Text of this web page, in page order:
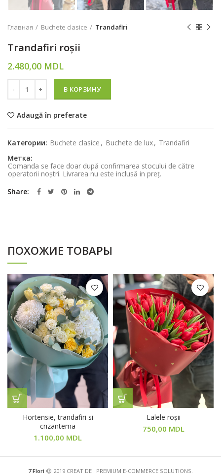
Главная Buchete clasice Trandafiri
Trandafiri roșii
2.480,00 MDL
В КОРЗИНУ
Adaugă în preferate
Категории: Buchete clasice , Buchete de lux, Trandafiri
Метка:
Comanda se face doar după confirmarea stocului de către
operatorii noștri. Livrarea nu este inclusă in preț.
Share
ПОХОЖИЕ ТОВАРЫ
Hortensie, trandafiri si
crizantema
1.100,00 MDL
Lalele roșii
750,00 MDL
7 Flori 2019 CREAT DE . PREMIUM E-COMMERCE SOLUTIONS.